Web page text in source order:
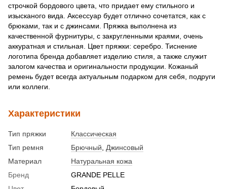
строчкой бордового цвета, что придает ему стильного и
изысканого вида. Аксессуар будет отлично сочетатся, как с
брюками, так и с джинсами. Пряжка выполнена из
качественной фурнитуры, с закругленными краями, очень
аккуратная и стильная. Цвет пряжки: серебро. Тиснение
логотипа бренда добавляет изделию стиля, а также служит
залогом качества и оригинальности продукции. Кожаный
ремень будет всегда актуальным подарком для себя, подруги
или коллеги.
Характеристики
Тип пряжки
Классическая
Тип ремня
Брючный
Джинсовый
Материал
Натуральная кожа
Бренд
GRANDE PELLE